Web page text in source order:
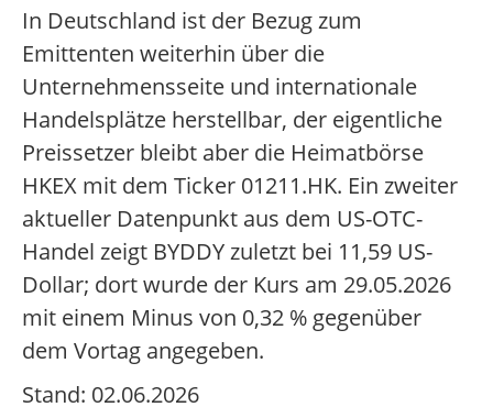
In Deutschland ist der Bezug zum
Emittenten weiterhin über die
Unternehmensseite und internationale
Handelsplätze herstellbar, der eigentliche
Preissetzer bleibt aber die Heimatbörse
HKEX mit dem Ticker 01211.HK. Ein zweiter
aktueller Datenpunkt aus dem US-OTC-
Handel zeigt BYDDY zuletzt bei 11,59 US-
Dollar; dort wurde der Kurs am 29.05.2026
mit einem Minus von 0,32 % gegenüber
dem Vortag angegeben.
Stand: 02.06.2026